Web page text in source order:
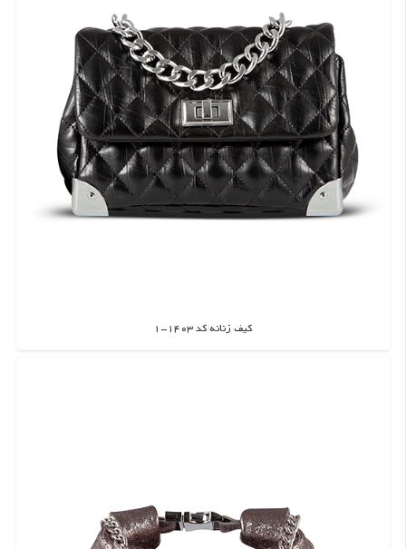
کیف زنانه کد 1403-1
اطلاعات بیشتر